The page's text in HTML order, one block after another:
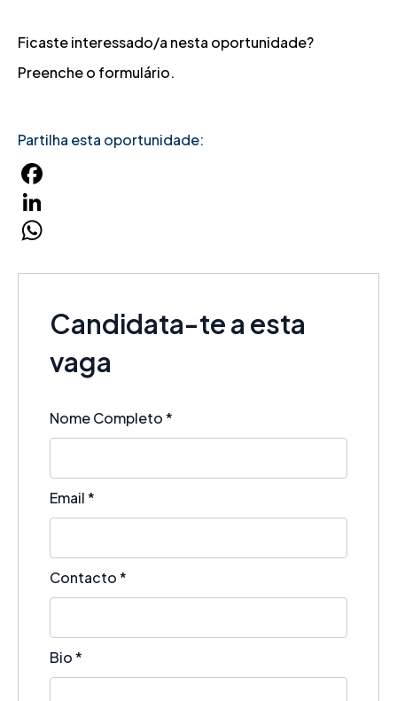
Ficaste interessado/a nesta oportunidade?
Preenche o formulário.
Partilha esta oportunidade:
Facebook
LinkedIn
Candidata-te a esta
vaga
Nome Completo*
Email*
Contacto*
Bio*